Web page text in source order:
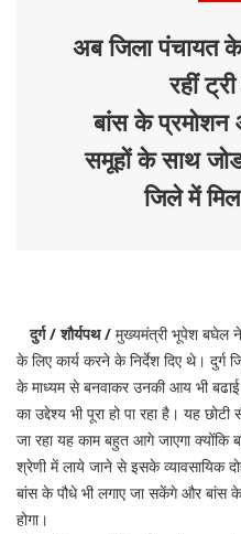
अब जिला पंचायत
रहीं ट्री
बांस के प्रमोशन
समूहों के साथ
जिले में
दुर्ग / शौर्यपथ / मुख्यमंत्री भूपेश बघेल
के लिए कार्य करने के निर्देश दिए थे। दुर्ग
के माध्यम से बनवाकर उनकी आय भी
का उद्देश्य भी पूरा हो पा रहा है। यह
जा रहा यह काम बहुत आगे जाएगा
श्रेणी में लाये जाने से इसके व्यावसायिक
बांस के पौधे भी लगाए जा सकेंगे और बांस के
होगा।